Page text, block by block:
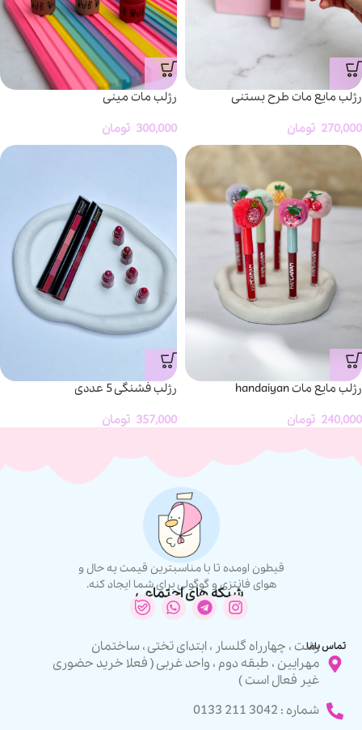
رژلب مایع مات طرح بستنی
270,000 تومان
رژلب مات مینی
300,000 تومان
رژلب مایع مات handaiyan
240,000 تومان
رژلب فشنگی 5 عددی
357,000 تومان
قیطون اومده تا با مناسبترین قیمت یه حال و
هوای فانتزی و گوگولی برای شما ایجاد کنه.
شبکه های اجتماعی
تماس بامارشت ، چهارراه گلسار ، ابتدای تختی ، ساختمان
مهرایین ، طبقه دوم ، واحد غربی ( فعلا خرید حضوری
غیر فعال است )
شماره : 3042 211 0133